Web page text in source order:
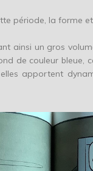
période, la forme
ainsi un gros
de couleur bleue,
apportent